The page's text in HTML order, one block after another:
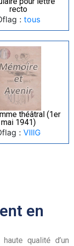
recto
: tous
théâtral (1er
mai 1941)
: VIIIG
en
qualité d’un